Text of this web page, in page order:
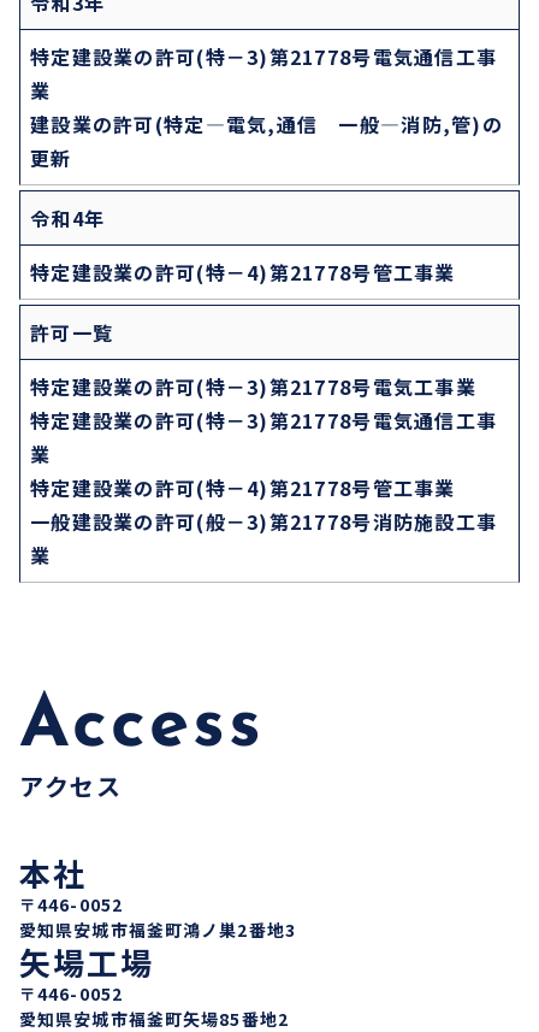
特定建設業の許可(特－3)第21778号電気通信工事
業
建設業の許可(特定―電気,通信 一般―消防,管)の
更新
令和4年
特定建設業の許可(特－4)第21778号管工事業
許可一覧
特定建設業の許可(特－3)第21778号電気工事業
特定建設業の許可(特－3)第21778号電気通信工事
業
特定建設業の許可(特－4)第21778号管工事業
一般建設業の許可(般－3)第21778号消防施設工事
業
Access
アクセス
本社
〒446-0052
愛知県安城市福釜町鴻ノ巣2番地3
矢場工場
〒446-0052
愛知県安城市福釜町矢場85番地2